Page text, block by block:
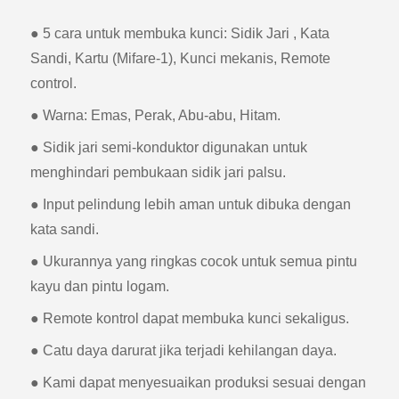
● 5 cara untuk membuka kunci: Sidik Jari , Kata
Sandi, Kartu (Mifare-1), Kunci mekanis, Remote
control.
● Warna: Emas, Perak, Abu-abu, Hitam.
● Sidik jari semi-konduktor digunakan untuk
menghindari pembukaan sidik jari palsu.
● Input pelindung lebih aman untuk dibuka dengan
kata sandi.
● Ukurannya yang ringkas cocok untuk semua pintu
kayu dan pintu logam.
● Remote kontrol dapat membuka kunci sekaligus.
● Catu daya darurat jika terjadi kehilangan daya.
● Kami dapat menyesuaikan produksi sesuai dengan